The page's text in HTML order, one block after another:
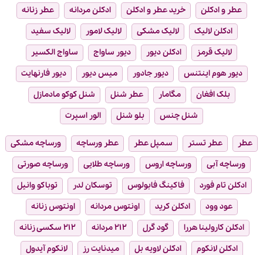
عطر و ادکلن خرید عطر و ادکلن ادکلن مردانه
عطر زنانه
ادکلن لالیک
لالیک مشکی لالیک لامور
لالیک سفید
لالیک قرمز
ادکلن دیور دیور ساواج
ساواج الکسیر
دیور هوم اینتنس
دیور جادور میس دیور
دیور فارنهایت
بلک افغان
مگامار عطر شنل
شنل کوکو مادمازل
شنل چنس
بلو شنل الور اسپرت
عطر عطر تستر سمپل عطر عطر ورساچه
ورساچه مشکی
ورساچه آبی
ورساچه اروس ورساچه طلایی
ورساچه صورتی
ادکلن تام فورد
فاکینگ فابولوس توسکان لدر
توباکو وانیل
عود وود
ادکلن کرید اونتوس مردانه
اونتوس زنانه
ادکلن کارولینا هررا
گود گرل ۲۱۲ مردانه
۲۱۲ سکسی زنانه
ادکلن لانکوم
ادکلن لاویه بل میدنایت رز
لانکوم آیدول